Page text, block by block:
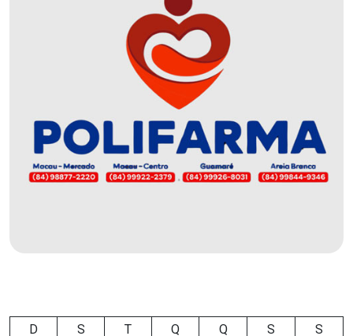
ECONÔMICO
DESENVOLVIMENTO
DIA
DAS
CRIANÇAS
D S T Q Q S
S